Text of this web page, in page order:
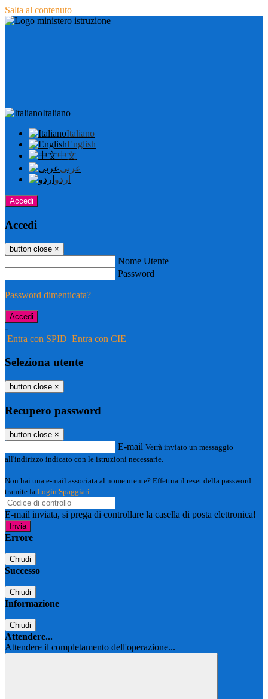
Salta al contenuto
Italiano
Italiano
English
中文
عربى
اردو
Accedi
Accedi
button close ×
Nome Utente
Password
Password dimenticata?
-
Entra con SPID Entra con CIE
Seleziona utente
button close ×
Recupero password
button close ×
E-mail Verrà inviato un messaggio
all'indirizzo indicato con le istruzioni necessarie.
Non hai una e-mail associata al nome utente? Effettua il reset della password
tramite la Login Spaggiari
E-mail inviata, si prega di controllare la casella di posta elettronica!
Errore
Chiudi
Successo
Chiudi
Informazione
Chiudi
Attendere...
Attendere il completamento dell'operazione...